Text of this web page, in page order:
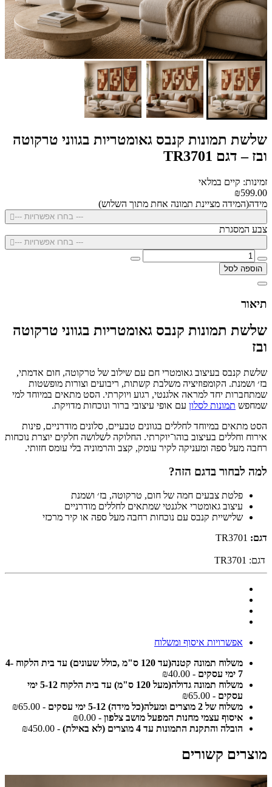
שלשת תמונות קנבס גאומטריות בגווני טרקוטה
ובז – דגם TR3701
זמינות: קיים במלאי
₪599.00
מידה(המידה מציינת תמונה אחת מתוך השלוש)
--- בחרו אפשרויות ---
צבע המסגרת
--- בחרו אפשרויות ---
הוספה לסל
תיאור
שלשת תמונות קנבס גאומטריות בגווני טרקוטה
ובז
שלשת קנבס בעיצוב גאומטרי חם עם שילוב של טרקוטה, חום אדמתי,
בז׳ ושמנת. הקומפוזיציה משלבת קשתות, ריבועים וצורות מופשטות
שמתחברות יחד למראה אלגנטי, רגוע ויוקרתי. הסט מתאים במיוחד למי
שמחפש תמונות לסלון עם אופי עיצובי ברור ונוכחות מדויקת.
הסט מתאים במיוחד לחללים בגוונים טבעיים, סלונים מודרניים, פינות
אירוח וחללים בעיצוב בוהו־יוקרתי. החלוקה לשלושה חלקים יוצרת נוכחות
רחבה מעל ספה ומעניקה לקיר עומק, קצב והרמוניה בלי עומס חזותי.
למה לבחור בדגם הזה?
פלטת צבעים חמה של חום, טרקוטה, בז׳ ושמנת
עיצוב גאומטרי אלגנטי שמתאים לחללים מודרניים
שלישיית קנבס עם נוכחות רחבה מעל ספה או קיר מרכזי
דגם:
דגם: TR3701
אפשרויות איסוף ומשלוח
משלוח תמונה קטנה(עד 120 ס"מ ,כולל שעונים) עד בית הלקוח 4-
7 ימי עסקים
- ₪40.00
משלוח תמונה גדולה(מעל 120 ס"מ) עד בית הלקוח 5-12 ימי
עסקים - ₪65.00
משלוח של 2 מוצרים ומעלה(כל מידה) 5-12 ימי עסקים
- ₪65.00
איסוף עצמי מחנות המפעל מושב צלפון - ₪0.00
הובלה והתקנת התמונות עד 4 מוצרים (לא באילת)
- ₪450.00
מוצרים קשורים